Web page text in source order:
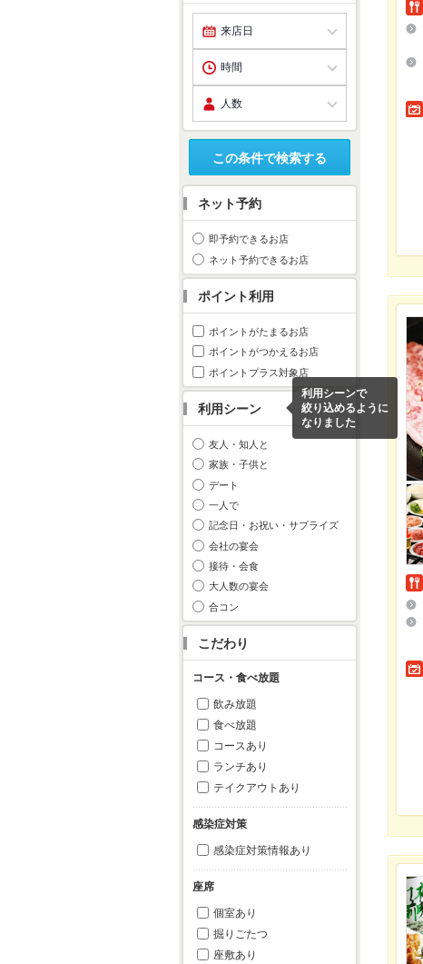
この条件で検索する
ネット予約
即予約できるお店
ネット予約できるお店
ポイント利用
ポイントがたまるお店
ポイントがつかえるお店
ポイントプラス対象店
利用シーン
利用シーンで
絞り込めるように
なりました
友人・知人と
家族・子供と
デート
一人で
記念日・お祝い・サプライズ
会社の宴会
接待・会食
大人数の宴会
合コン
こだわり
コース・食べ放題
飲み放題
食べ放題
コースあり
ランチあり
テイクアウトあり
感染症対策
感染症対策情報あり
座席
個室あり
掘りごたつ
座敷あり